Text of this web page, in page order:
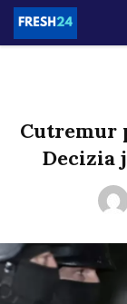
Cutremur
Decizia